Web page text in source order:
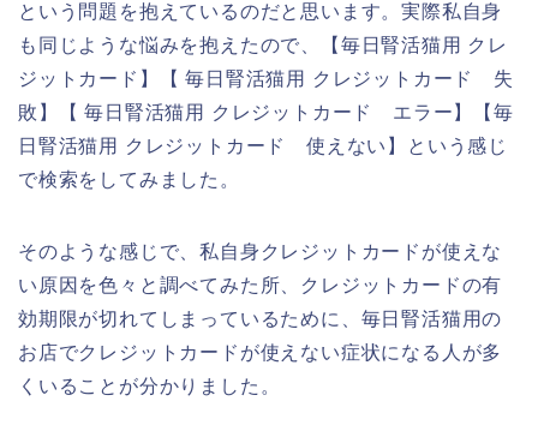
という問題を抱えているのだと思います。実際私自身
も同じような悩みを抱えたので、【毎日腎活猫用 クレ
ジットカード】【 毎日腎活猫用 クレジットカード 失
敗】【 毎日腎活猫用 クレジットカード エラー】【毎
日腎活猫用 クレジットカード 使えない】という感じ
で検索をしてみました。
そのような感じで、私自身クレジットカードが使えな
い原因を色々と調べてみた所、クレジットカードの有
効期限が切れてしまっているために、毎日腎活猫用の
お店でクレジットカードが使えない症状になる人が多
くいることが分かりました。